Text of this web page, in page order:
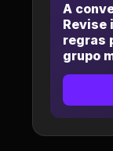
A
Revise
regras
grupo